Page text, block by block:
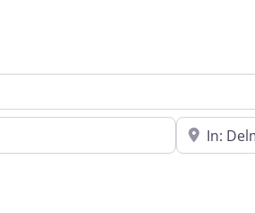
In der Nähe